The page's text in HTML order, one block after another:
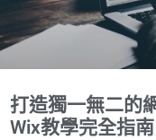
打造獨一無二的
Wix教學完全指南